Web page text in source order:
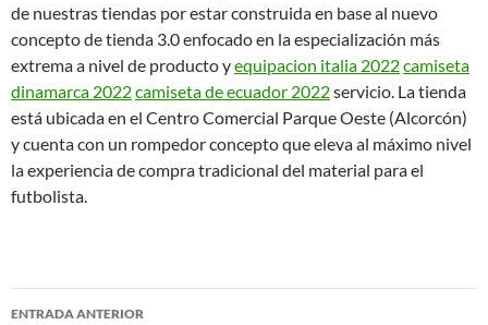
de nuestras tiendas por estar construida en base al nuevo
concepto de tienda 3.0 enfocado en la especialización más
extrema a nivel de producto yequipacion italia 2022camiseta
dinamarca 2022camiseta de ecuador 2022servicio. La tienda
está ubicada en el Centro Comercial Parque Oeste (Alcorcón)
y cuenta con un rompedor concepto que eleva al máximo nivel
la experiencia de compra tradicional del material para el
futbolista.
Navegación
ENTRADA ANTERIOR